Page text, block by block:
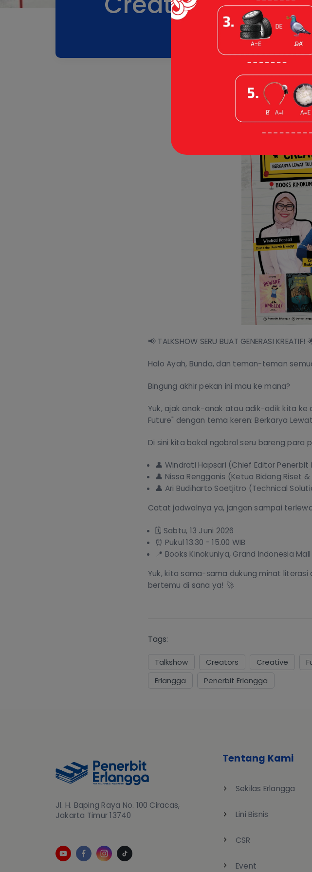
📢 TALKSHOW SERU BUAT GENERASI KREATIF!
Halo Ayah, Bunda, dan teman-teman
Bingung akhir pekan ini mau ke mana?
Yuk, ajak anak-anak atau adik-adik kita
Future" dengan tema keren: Berkarya
Di sini kita bakal ngobrol seru bareng para
👤 Windrati Hapsari (Chief Editor Penerbit
👤 Nissa Rengganis (Ketua Bidang Riset
👤 Ari Budiharto Soetjitro (Technical
Catat jadwalnya ya, jangan sampai
🗓️ Sabtu, 13 Juni 2026
⏰ Pukul 13.30 - 15.00 WIB
📍 Books Kinokuniya, Grand Indonesia Mall
Yuk, kita sama-sama dukung minat
bertemu di sana ya! 🚀
Tags:
Talkshow Creators Creative
Erlangga
Penerbit Erlangga
Jl. H. Baping Raya No. 100 Ciracas,
Jakarta Timur 13740
Tentang Kami
Sekilas Erlangga
Lini Bisnis
CSR
Event